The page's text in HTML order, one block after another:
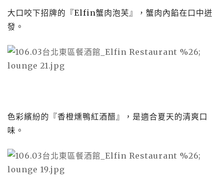
大口咬下招牌的『Elfin蟹肉泡芙』，蟹肉內餡在口中迸
發。
色彩繽紛的『香橙燻鴨紅酒醋』，是適合夏天的清爽口
味。